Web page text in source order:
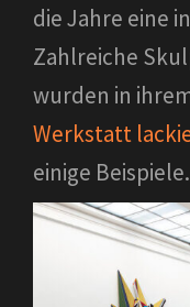
die Jahre eine
Zahlreiche
wurden in
Werkstatt
einige Beispiele.